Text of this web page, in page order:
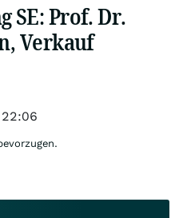
SE: Prof. Dr.
Verkauf